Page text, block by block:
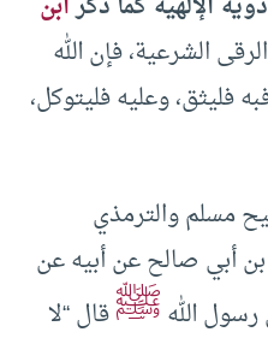
الشرعية، فإن الله
فليثق، وعليه فليتوكل،
مسلم والترمذي
أبي صالح عن أبيه عن
اللهﷺقال “لا